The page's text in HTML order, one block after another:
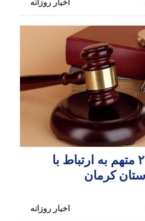
اخبار روزانه
بازداشت ۲۱ متهم به ارتباط با
کرمان
اخبار روزانه